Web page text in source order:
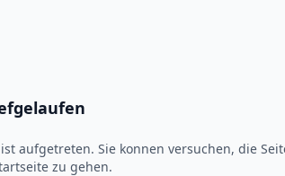
aufgetreten. Sie konnen versuchen, die
zu gehen.